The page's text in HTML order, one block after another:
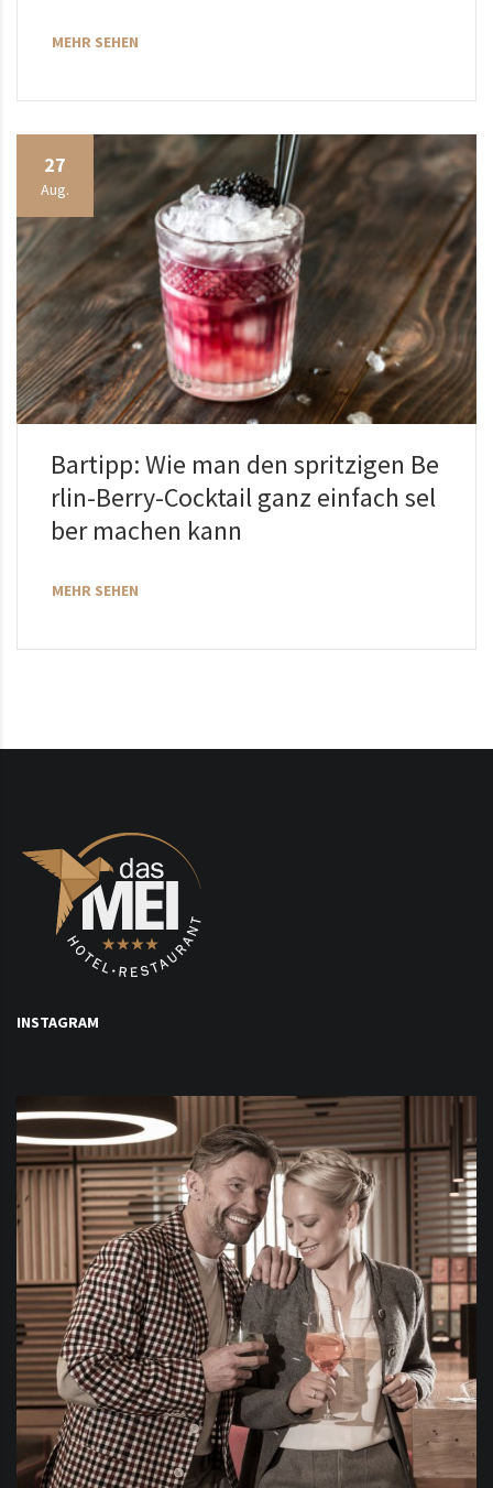
MEHR SEHEN
27
Aug.
Bartipp: Wie man den spritzigen Be
rlin-Berry-Cocktail ganz einfach sel
ber machen kann
MEHR SEHEN
INSTAGRAM